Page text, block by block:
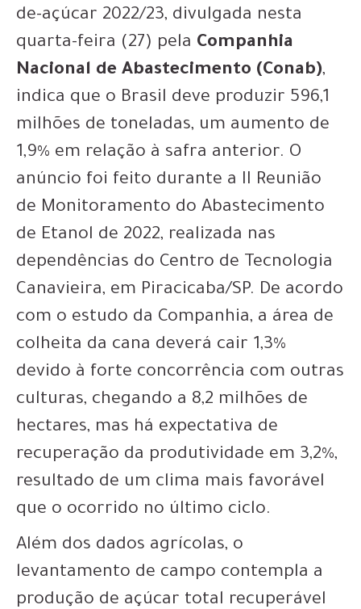
de-açúcar 2022/23, divulgada nesta
quarta-feira (27) pela Companhia
Nacional de Abastecimento (Conab),
indica que o Brasil deve produzir 596,1
milhões de toneladas, um aumento de
1,9% em relação à safra anterior. O
anúncio foi feito durante a II Reunião
de Monitoramento do Abastecimento
de Etanol de 2022, realizada nas
dependências do Centro de Tecnologia
Canavieira, em Piracicaba/SP. De acordo
com o estudo da Companhia, a área de
colheita da cana deverá cair 1,3%
devido à forte concorrência com outras
culturas, chegando a 8,2 milhões de
hectares, mas há expectativa de
recuperação da produtividade em 3,2%,
resultado de um clima mais favorável
que o ocorrido no último ciclo.
Além dos dados agrícolas, o
levantamento de campo contempla a
produção de açúcar total recuperável